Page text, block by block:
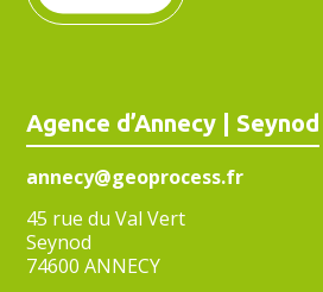
Agence d’Annecy | Seynod
annecy@geoprocess.fr
45 rue du Val Vert
Seynod
74600 ANNECY